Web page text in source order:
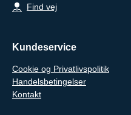
Find vej
Kundeservice
Cookie og Privatlivspolitik
Handelsbetingelser
Kontakt